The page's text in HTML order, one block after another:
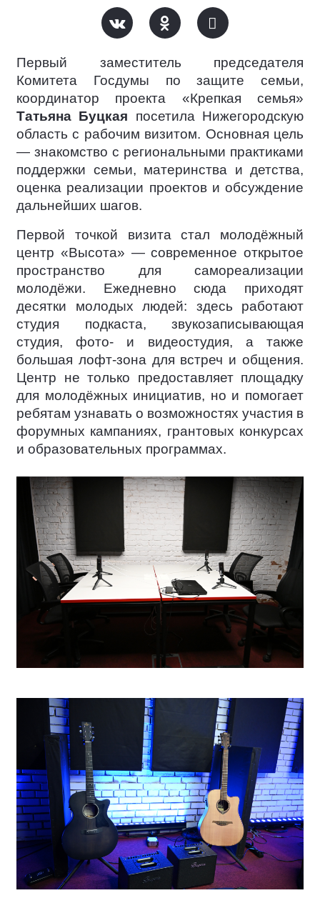
Первый заместитель председателя
Комитета Госдумы по защите семьи,
координатор проекта «Крепкая семья»
Татьяна Буцкая посетила Нижегородскую
область с рабочим визитом. Основная цель
— знакомство с региональными практиками
поддержки семьи, материнства и детства,
оценка реализации проектов и обсуждение
дальнейших шагов.
Первой точкой визита стал молодёжный
центр «Высота» — современное открытое
пространство для самореализации
молодёжи. Ежедневно сюда приходят
десятки молодых людей: здесь работают
студия подкаста, звукозаписывающая
студия, фото- и видеостудия, а также
большая лофт-зона для встреч и общения.
Центр не только предоставляет площадку
для молодёжных инициатив, но и помогает
ребятам узнавать о возможностях участия в
форумных кампаниях, грантовых конкурсах
и образовательных программах.